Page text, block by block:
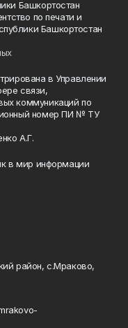
Башкортостан
по печати и
Башкортостан
в Управлении
связи,
коммуникаций по
номер ПИ № ТУ
А.Г.
в мир информации
район, с.Мраково,